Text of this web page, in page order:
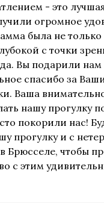
- это
огромное
была не только
с точки
Вы подарили
спасибо за
Ваша
нашу прогулку
покорили нас!
прогулку и с
Брюсселе, чтобы
с этим